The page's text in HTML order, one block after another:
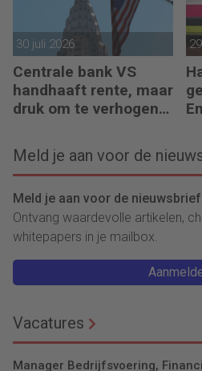
30 juli 2026
Centrale bank VS
handhaaft rente, maar
druk om te verhogen
Meld je aan voor de
Meld je aan voor de nieuwsbrief
Ontvang waardevolle artikelen,
whitepapers in je mailbox.
Vacatures
Manager Bedrijfsvoering,